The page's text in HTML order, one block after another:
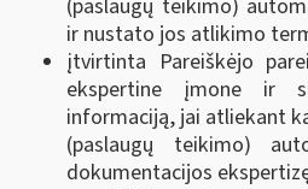
(paslaugų teikimo)
ir nustato jos atlikimo
įtvirtinta Pareiškėjo
ekspertine įmone ir
informaciją, jai atliekant
(paslaugų teikimo)
dokumentacijos